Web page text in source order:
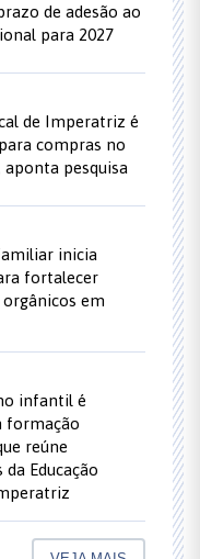
de adesão ao
para 2027
de Imperatriz é
compras no
aponta pesquisa
inicia
fortalecer
em
infantil é
formação
reúne
Educação